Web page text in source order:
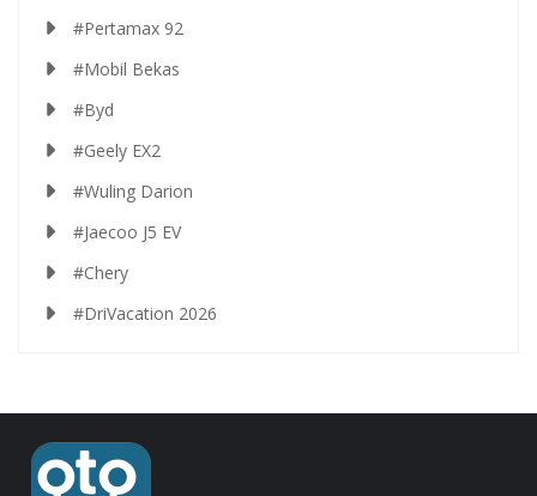
#Pertamax 92
#Mobil Bekas
#Byd
#Geely EX2
#Wuling Darion
#Jaecoo J5 EV
#Chery
#DriVacation 2026